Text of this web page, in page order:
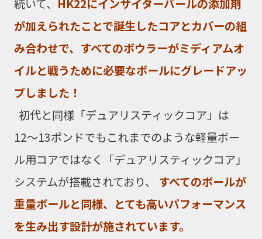
が加えられたことで誕生したコアとカバーの組
み合わせで、すべてのボウラーがミディアムオ
イルと戦うために必要なボールにグレードアッ
プしました！
初代と同様「デュアリスティックコア」 は
12〜13ポンドでもこれまでのような軽量ボー
ル用コアではなく
「デュアリスティックコア」
システムが搭載されており、 すべてのボールが
重量ボールと同様、とても高いパフォーマンス
を生み出す設計が施されています。